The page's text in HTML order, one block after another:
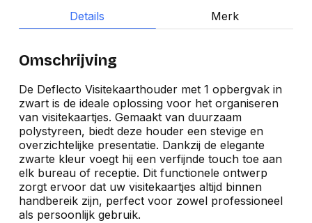
Details Merk
Omschrijving
De Deflecto Visitekaarthouder met 1 opbergvak in
zwart is de ideale oplossing voor het organiseren
van visitekaartjes. Gemaakt van duurzaam
polystyreen, biedt deze houder een stevige en
overzichtelijke presentatie. Dankzij de elegante
zwarte kleur voegt hij een verfijnde touch toe aan
elk bureau of receptie. Dit functionele ontwerp
zorgt ervoor dat uw visitekaartjes altijd binnen
handbereik zijn, perfect voor zowel professioneel
als persoonlijk gebruik.